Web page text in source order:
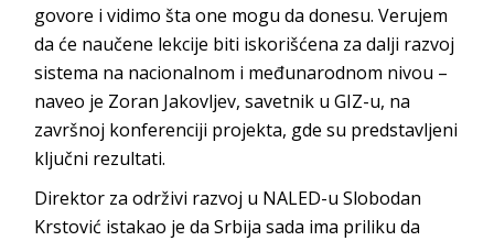
govore i vidimo šta one mogu da donesu. Verujem
da će naučene lekcije biti iskorišćena za dalji razvoj
sistema na nacionalnom i međunarodnom nivou –
naveo je Zoran Jakovljev, savetnik u GIZ-u, na
završnoj konferenciji projekta, gde su predstavljeni
ključni rezultati.
Direktor za održivi razvoj u NALED-u Slobodan
Krstović istakao je da Srbija sada ima priliku da